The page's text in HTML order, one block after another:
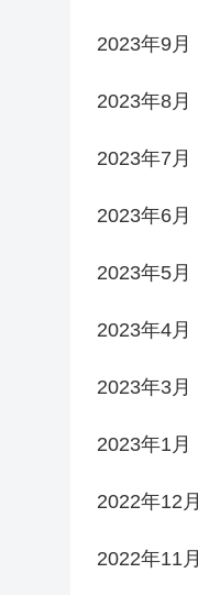
2023年9月
2023年8月
2023年7月
2023年6月
2023年5月
2023年4月
2023年3月
2023年1月
2022年12月
2022年11月